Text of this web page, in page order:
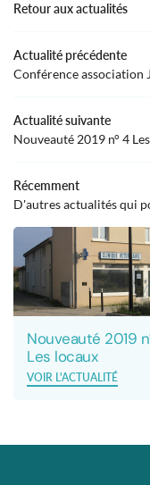
PRODUITS
DU VÉTO
CONTACT
Retour aux actualités
Actualité précédente
Conférence association
Actualité suivante
Nouveauté 2019 n° 4
Récemment
D'autres actualités qui
Nouveauté 2019
Les locaux
VOIR L'ACTUALITÉ